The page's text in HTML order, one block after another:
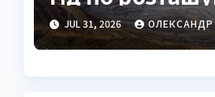
історії та
JUL 31, 2026